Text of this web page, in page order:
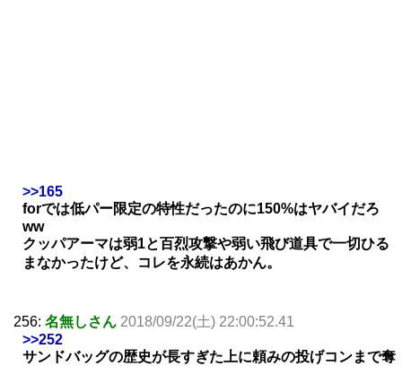
>>165
forでは低パー限定の特性だったのに150%はヤバイだろ
ww
クッパアーマは弱1と百烈攻撃や弱い飛び道具で一切ひる
まなかったけど、コレを永続はあかん。
256: 名無しさん 2018/09/22(土) 22:00:52.41
>>252
サンドバッグの歴史が長すぎた上に頼みの投げコンまで奪